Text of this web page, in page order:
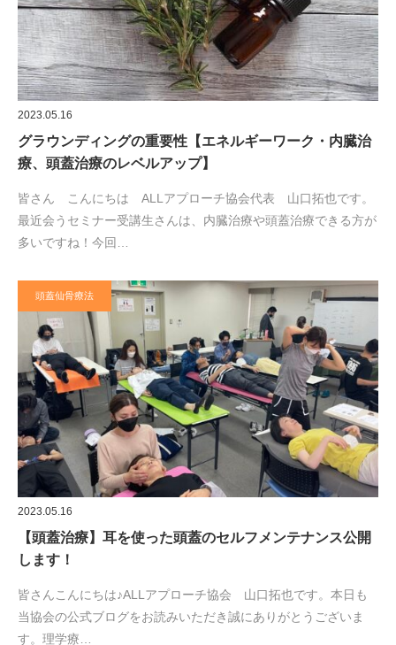
2023.05.16
グラウンディングの重要性【エネルギーワーク・内臓治
療、頭蓋治療のレベルアップ】
皆さん こんにちは ALLアプローチ協会代表 山口拓也です。
最近会うセミナー受講生さんは、内臓治療や頭蓋治療できる方が
多いですね！今回…
頭蓋仙骨療法
2023.05.16
【頭蓋治療】耳を使った頭蓋のセルフメンテナンス公開
します！
皆さんこんにちは♪ALLアプローチ協会 山口拓也です。本日も
当協会の公式ブログをお読みいただき誠にありがとうございま
す。理学療…